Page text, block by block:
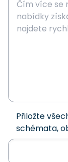
Přiložte
schémata,